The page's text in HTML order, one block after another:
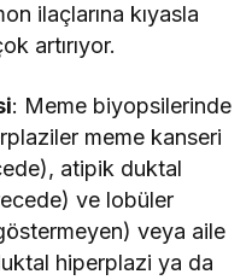
ilaçlarına kıyasla
artırıyor.
: Meme biyopsilerinde
meme kanseri
atipik duktal
ve lobüler
veya aile
hiperplazi ya da